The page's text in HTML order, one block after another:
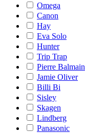
Omega
Canon
Hay
Eva Solo
Hunter
Trip Trap
Pierre Balmain
Jamie Oliver
Billi Bi
Sisley
Skagen
Lindberg
Panasonic